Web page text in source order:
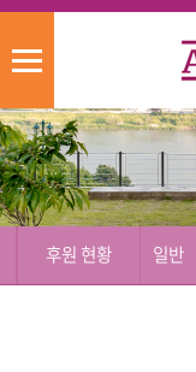
모
일
메
뉴
후
원
현
황
배
너
영
역
후원 현황 일반